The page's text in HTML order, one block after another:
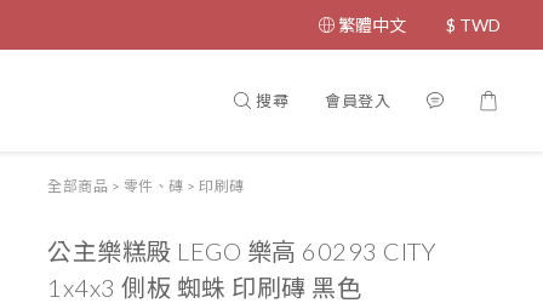
繁體中文 $ TWD
搜尋 會員登入
全部商品 > 零件、磚 > 印刷磚
公主樂糕殿 LEGO 樂高 60293 CITY
1x4x3 側板 蜘蛛 印刷磚 黑色